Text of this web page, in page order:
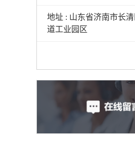
地址 : 山东省济南市长
道工业园区